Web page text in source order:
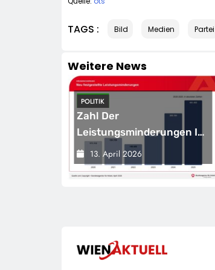
TAGS : Bild Medien Partei
Weitere News
POLITIK
Zahl Der
Leistungsminderungen Ist
2025 Gegenüber Dem
Vorjahr Gestiegen / BA-
Presseinfo Nr. 13
13. April 2026